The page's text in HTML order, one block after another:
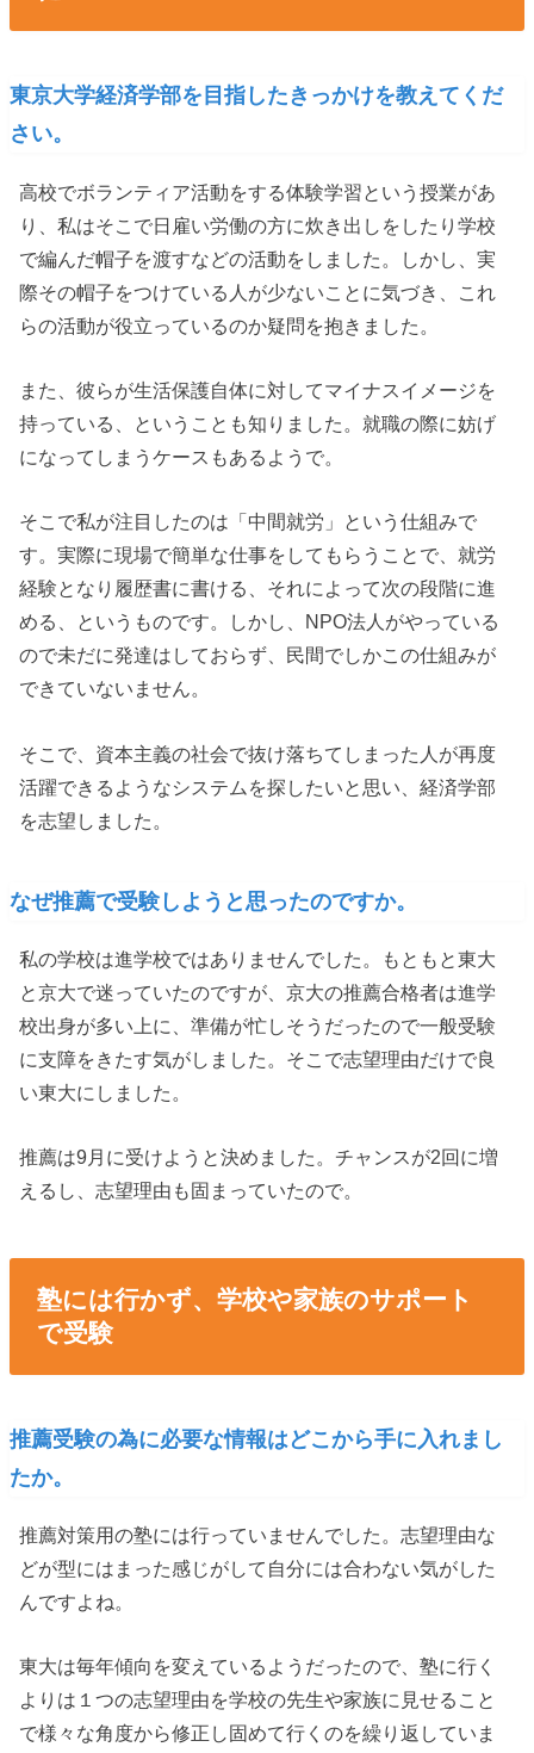
東京大学経済学部を目指したきっかけを教えてくだ
さい。
高校でボランティア活動をする体験学習という授業があ
り、私はそこで日雇い労働の方に炊き出しをしたり学校
で編んだ帽子を渡すなどの活動をしました。しかし、実
際その帽子をつけている人が少ないことに気づき、これ
らの活動が役立っているのか疑問を抱きました。
また、彼らが生活保護自体に対してマイナスイメージを
持っている、ということも知りました。就職の際に妨げ
になってしまうケースもあるようで。
そこで私が注目したのは「中間就労」という仕組みで
す。実際に現場で簡単な仕事をしてもらうことで、就労
経験となり履歴書に書ける、それによって次の段階に進
める、というものです。しかし、NPO法人がやっている
ので未だに発達はしておらず、民間でしかこの仕組みが
できていないません。
そこで、資本主義の社会で抜け落ちてしまった人が再度
活躍できるようなシステムを探したいと思い、経済学部
を志望しました。
なぜ推薦で受験しようと思ったのですか。
私の学校は進学校ではありませんでした。もともと東大
と京大で迷っていたのですが、京大の推薦合格者は進学
校出身が多い上に、準備が忙しそうだったので一般受験
に支障をきたす気がしました。そこで志望理由だけで良
い東大にしました。
推薦は9月に受けようと決めました。チャンスが2回に増
えるし、志望理由も固まっていたので。
塾には行かず、学校や家族のサポート
で受験
推薦受験の為に必要な情報はどこから手に入れまし
たか。
推薦対策用の塾には行っていませんでした。志望理由な
どが型にはまった感じがして自分には合わない気がした
んですよね。
東大は毎年傾向を変えているようだったので、塾に行く
よりは１つの志望理由を学校の先生や家族に見せること
で様々な角度から修正し固めて行くのを繰り返していま